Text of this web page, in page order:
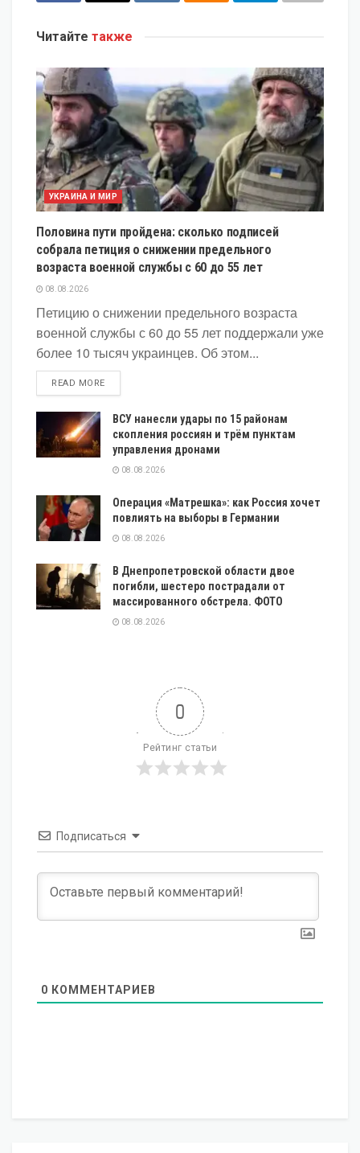
Читайте также
УКРАИНА И МИР
Половина пути пройдена: сколько подписей
собрала петиция о снижении предельного
возраста военной службы с 60 до 55 лет
08.08.2026
Петицию о снижении предельного возраста
военной службы с 60 до 55 лет поддержали уже
более 10 тысяч украинцев. Об этом...
READ MOREDETAILS
ВСУ нанесли удары по 15 районам
скопления россиян и трём пунктам
управления дронами
08.08.2026
Операция «Матрешка»: как Россия хочет
повлиять на выборы в Германии
08.08.2026
В Днепропетровской области двое
погибли, шестеро пострадали от
массированного обстрела. ФОТО
08.08.2026
0
Рейтинг статьи
Подписаться
0 КОММЕНТАРИЕВ